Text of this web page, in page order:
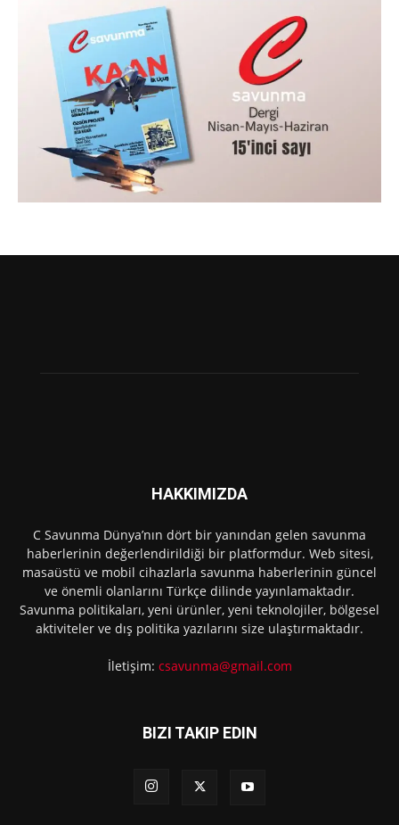
HAKKIMIZDA
C Savunma Dünya’nın dört bir yanından gelen savunma
haberlerinin değerlendirildiği bir platformdur. Web sitesi,
masaüstü ve mobil cihazlarla savunma haberlerinin güncel
ve önemli olanlarını Türkçe dilinde yayınlamaktadır.
Savunma politikaları, yeni ürünler, yeni teknolojiler, bölgesel
aktiviteler ve dış politika yazılarını size ulaştırmaktadır.
İletişim: csavunma@gmail.com
BIZI TAKIP EDIN